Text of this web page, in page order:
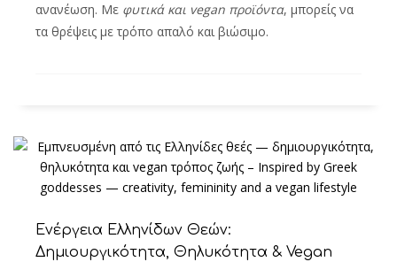
ανανέωση. Με φυτικά και vegan προϊόντα, μπορείς να
τα θρέψεις με τρόπο απαλό και βιώσιμο.
Ενέργεια Ελληνίδων Θεών:
Δημιουργικότητα, Θηλυκότητα & Vegan